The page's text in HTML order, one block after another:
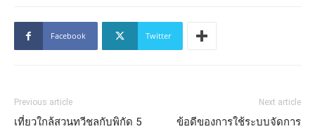
Facebook Twitter
Previous article
เที่ยวใกล้สวนทวีชลกับพิกัด 5
Next article
ข้อดีของการใช้ระบบจัดการ